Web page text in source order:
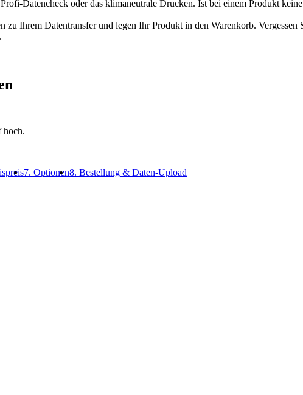
Datencheck oder das klimaneutrale Drucken. Ist bei einem Produkt
zu Ihrem Datentransfer und legen Ihr Produkt in den Warenkorb.
hoch.
7. Optionen8. Bestellung & Daten-Upload